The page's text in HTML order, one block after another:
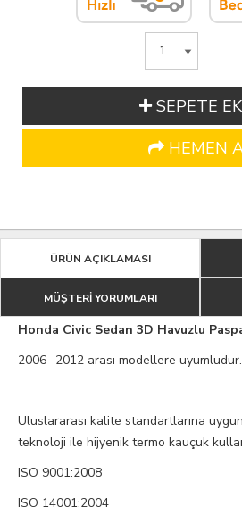
SEPETE
HEMEN
ÜRÜN AÇIKLAMASI
MÜŞTERİ YORUMLARI
Honda Civic Sedan 3D Havuzlu
2006 -2012 arası modellere uyumludur.
Uluslararası kalite standartlarına
teknoloji ile hijyenik termo kauçuk
ISO 9001:2008
ISO 14001:2004